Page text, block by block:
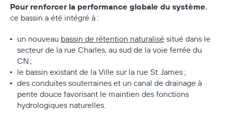
Pour renforcer la performance globale du système,
ce bassin a été intégré à :
un nouveau bassin de rétention naturalisé situé dans le
secteur de la rue Charles, au sud de la voie ferrée du
CN ;
le bassin existant de la Ville sur la rue St. James ;
des conduites souterraines et un canal de drainage à
pente douce favorisant le maintien des fonctions
hydrologiques naturelles.